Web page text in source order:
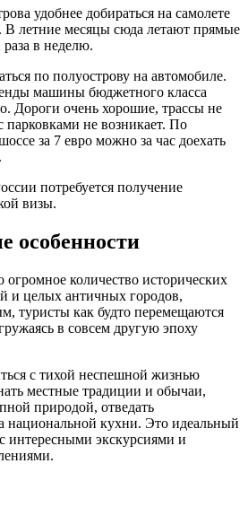
удобнее добираться на самолете
В летние месяцы сюда летают прямые
в неделю.
по полуострову на автомобиле.
машины бюджетного класса
Дороги очень хорошие, трассы не
парковками не возникает. По
за 7 евро можно за час доехать
потребуется получение
визы.
особенности
огромное количество исторических
и целых античных городов,
туристы как будто перемещаются
в совсем другую эпоху
с тихой неспешной жизнью
местные традиции и обычаи,
природой, отведать
национальной кухни. Это идеальный
интересными экскурсиями и